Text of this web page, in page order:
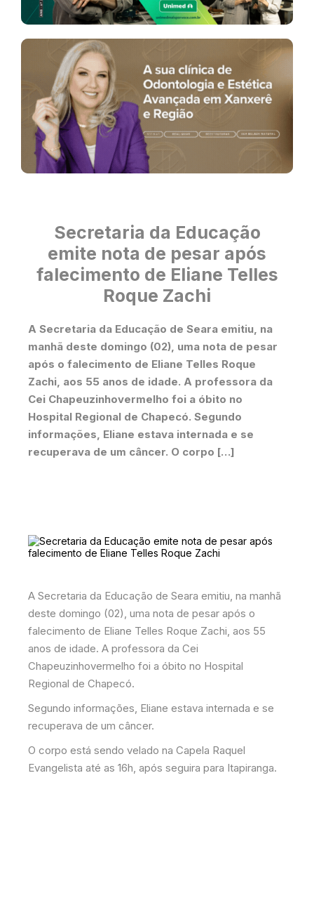
Secretaria da Educação
emite nota de pesar após
falecimento de Eliane Telles
Roque Zachi
A Secretaria da Educação de Seara emitiu, na
manhã deste domingo (02), uma nota de pesar
após o falecimento de Eliane Telles Roque
Zachi, aos 55 anos de idade. A professora da
Cei Chapeuzinhovermelho foi a óbito no
Hospital Regional de Chapecó. Segundo
informações, Eliane estava internada e se
recuperava de um câncer. O corpo […]
A Secretaria da Educação de Seara emitiu, na manhã
deste domingo (02), uma nota de pesar após o
falecimento de Eliane Telles Roque Zachi, aos 55
anos de idade. A professora da Cei
Chapeuzinhovermelho foi a óbito no Hospital
Regional de Chapecó.
Segundo informações, Eliane estava internada e se
recuperava de um câncer.
O corpo está sendo velado na Capela Raquel
Evangelista até as 16h, após seguira para Itapiranga.